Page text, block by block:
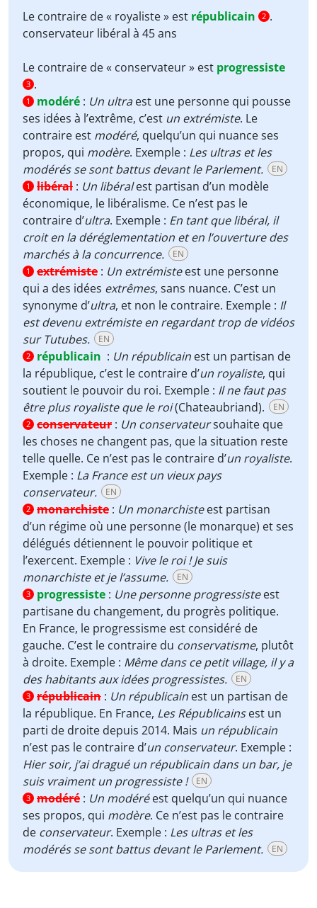
Le contraire de « royaliste » est républicain 2 .
conservateur libéral à 45 ans
Le contraire de « conservateur » est progressiste
3 .
1 modéré : Un ultraest une personne qui pousse
ses idées à l’extrême, c’est un extrémiste. Le
contraire est modéré, quelqu’un qui nuance ses
propos, qui modère. Exemple : Les ultras et les
modérés se sont battus devant le Parlement.
EN
1 libéral : Un libéralest partisan d’un modèle
économique, le libéralisme. Ce n’est pas le
contraire d’ultra. Exemple : En tant que libéral, il
croit en la déréglementation et en l’ouverture des
marchés à la concurrence.
EN
1 extrémiste : Un extrémisteest une personne
qui a des idées extrêmes, sans nuance. C’est un
synonyme d’ultra, et non le contraire. Exemple : Il
est devenu extrémiste en regardant trop de vidéos
sur Tutubes.
EN
2 républicain : Un républicain est un partisan de
la république, c’est le contraire d’un royaliste, qui
soutient le pouvoir du roi. Exemple : Il ne faut pas
être plus royaliste que le roi(Chateaubriand). EN
2 conservateur : Un conservateursouhaite que
les choses ne changent pas, que la situation reste
telle quelle. Ce n’est pas le contraire d’un royaliste.
Exemple : La France est un vieux pays
conservateur.
EN
2 monarchiste : Un monarchisteest partisan
d’un régime où une personne (le monarque) et ses
délégués détiennent le pouvoir politique et
l’exercent. Exemple : Vive le roi ! Je suis
monarchiste et je l’assume.
EN
3 progressiste : Une personne progressisteest
partisane du changement, du progrès politique.
En France, le progressisme est considéré de
gauche. C’est le contraire du conservatisme, plutôt
à droite. Exemple : Même dans ce petit village, il y a
des habitants aux idées progressistes.
EN
3 républicain : Un républicain est un partisan de
la république. En France, Les Républicainsest un
parti de droite depuis 2014. Mais un républicain
n’est pas le contraire d’un conservateur. Exemple :
Hier soir, j’ai dragué un républicain dans un bar, je
suis vraiment un progressiste !
EN
3 modéré : Un modéréest quelqu’un qui nuance
ses propos, qui modère. Ce n’est pas le contraire
de conservateur. Exemple : Les ultras et les
modérés se sont battus devant le Parlement.
EN